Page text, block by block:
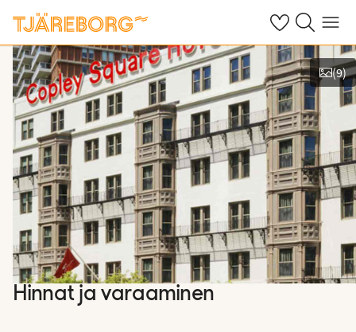
OmatHaku Valikko
Näytä kuvia
(9)
Hinnat ja varaaminen